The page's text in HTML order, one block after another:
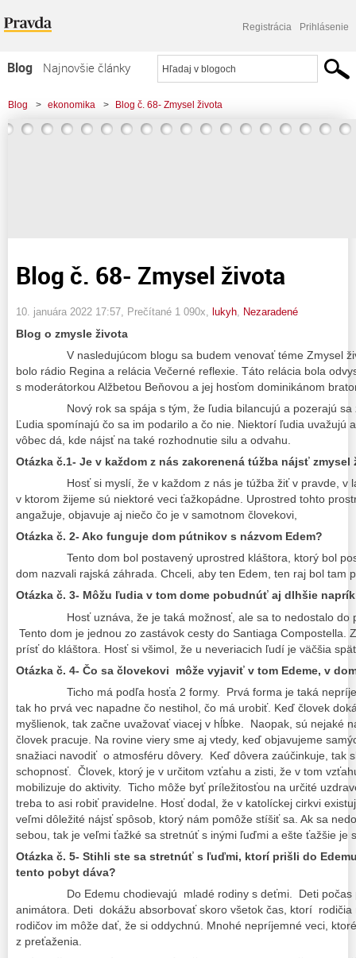
Registrácia Prihlásenie
Blog
Najnovšie články
Najčítanejšie články
Najkomentovanejšie články
Blog > ekonomika > Blog č. 68- Zmysel života
Blog č. 68- Zmysel života
10. januára 2022 17:57 , Prečítané 1 090x, lukyh Nezaradené
Blog o zmysle života
V nasledujúcom blogu sa budem venovať téme Zmysel
bolo rádio Regina a relácia Večerné reflexie. Táto relácia bola
s moderátorkou Alžbetou Beňovou a jej hosťom dominikánom
Nový rok sa spája s tým, že ľudia bilancujú a pozerajú sa
Ľudia spomínajú čo sa im podarilo a čo nie. Niektorí ľudia uvažujú
vôbec dá, kde nájsť na také rozhodnutie silu a odvahu.
Otázka č.1- Je v každom z nás zakorenená túžba nájsť zmysel
Hosť si myslí, že v každom z nás je túžba žiť v pravde, v
v ktorom žijeme sú niektoré veci ťažkopádne. Uprostred tohto
angažuje, objavuje aj niečo čo je v samotnom človekovi,
Otázka č. 2- Ako funguje dom pútnikov s názvom Edem?
Tento dom bol postavený uprostred kláštora, ktorý bol
dom nazvali rajská záhrada. Chceli, aby ten Edem, ten raj bol tam
Otázka č. 3- Môžu ľudia v tom dome pobudnúť aj dlhšie
Hosť uznáva, že je taká možnosť, ale sa to nedostalo do
Tento dom je jednou zo zastávok cesty do Santiaga Compostella.
prísť do kláštora. Hosť si všimol, že u neveriacich ľudí je väčšia
Otázka č. 4- Čo sa človekovi môže vyjaviť v tom Edeme, v
Ticho má podľa hosťa 2 formy. Prvá forma je taká
tak ho prvá vec napadne čo nestihol, čo má urobiť. Keď človek
myšlienok, tak začne uvažovať viacej v hĺbke. Naopak, sú nejaké
človek pracuje. Na rovine viery sme aj vtedy, keď objavujeme
snažiaci navodiť o atmosféru dôvery. Keď dôvera zaúčinkuje, tak
schopnosť. Človek, ktorý je v určitom vzťahu a zisti, že v tom
mobilizuje do aktivity. Ticho môže byť príležitosťou na určité
treba to asi robiť pravidelne. Hosť dodal, že v katolíckej cirkvi
veľmi dôležité nájsť spôsob, ktorý nám pomôže stíšiť sa. Ak sa
sebou, tak je veľmi ťažké sa stretnúť s inými ľuďmi a ešte ťažšie je
Otázka č. 5- Stihli ste sa stretnúť s ľuďmi, ktorí prišli do
tento pobyt dáva?
Do Edemu chodievajú mladé rodiny s deťmi. Deti počas
animátora. Deti dokážu absorbovať skoro všetok čas, ktorí rodičia
rodičov im môže dať, že si oddychnú. Mnohé nepríjemné veci,
z preťaženia.